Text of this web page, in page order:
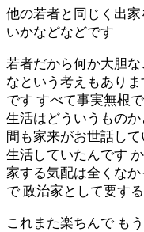
他の若者と同じく出
いかなどなどです
若者だから何か大胆
なという考えもあり
です すべて事実無根
生活はどういうもの
間も家来がお世話し
生活していたんです
家する気配は全くな
で 政治家として要す
これまた楽ちんで も